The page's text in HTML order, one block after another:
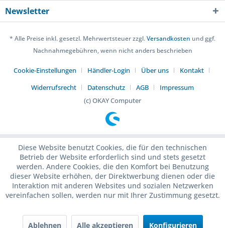
Newsletter
* Alle Preise inkl. gesetzl. Mehrwertsteuer zzgl.Versandkosten und ggf.
Nachnahmegebühren, wenn nicht anders beschrieben
Cookie-Einstellungen Händler-Login Über uns
Kontakt
Widerrufsrecht
Datenschutz AGB
Impressum
(c) OKAY Computer
Diese Website benutzt Cookies, die für den technischen
Betrieb der Website erforderlich sind und stets gesetzt
werden. Andere Cookies, die den Komfort bei Benutzung
dieser Website erhöhen, der Direktwerbung dienen oder die
Interaktion mit anderen Websites und sozialen Netzwerken
vereinfachen sollen, werden nur mit Ihrer Zustimmung gesetzt.
Ablehnen Alle akzeptieren Konfigurieren